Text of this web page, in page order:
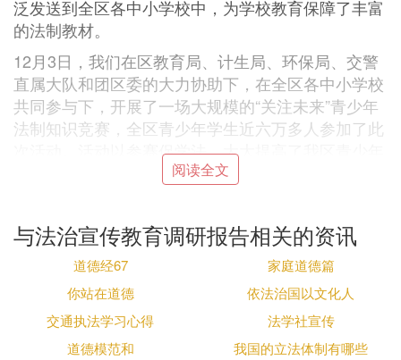
泛发送到全区各中小学校中，为学校教育保障了丰富
的法制教材。
12月3日，我们在区教育局、计生局、环保局、交警
直属大队和团区委的大力协助下，在全区各中小学校
共同参与下，开展了一场大规模的“关注未来”青少年
法制知识竞赛，全区青少年学生近六万多人参加了此
次活动。活动以参赛促学法，大大提高了我区青少年
法律素质和法制观念，同时，活动的热烈和广泛参
三、坚持“普治并重”，积极开展“法律进乡村”活动。
广大农村的“依
村”工作是依法治区的重要内容。
我区始终把依法治村工作摆在突出位置。依据“五
五”普法规划精神和要求，我区在XX年工作计划中，
提出了具体的要求和部署，进行了认真贯彻落实。
阅读全文
与法治宣传教育调研报告相关的资讯
道德经67
家庭道德篇
你站在道德
依法治国以文化人
交通执法学习心得
法学社宣传
道德模范和
我国的立法体制有哪些